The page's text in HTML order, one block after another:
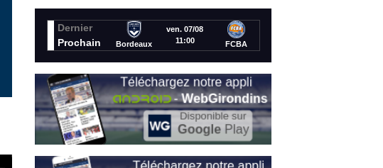
Dernier
Prochain
Bordeaux
ven. 07/08
11:00
FCBA